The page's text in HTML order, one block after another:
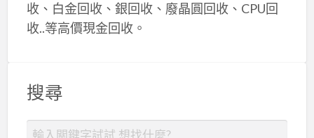
收、白金回收、銀回收、廢晶圓回收、CPU回
收..等高價現金回收。
搜尋